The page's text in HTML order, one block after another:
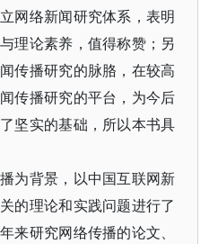
网络新闻研究体系，表明
理论素养，值得称赞；另
传播研究的脉胳，在较高
传播研究的平台，为今后
坚实的基础，所以本书具
为背景，以中国互联网新
的理论和实践问题进行了
来研究网络传播的论文、